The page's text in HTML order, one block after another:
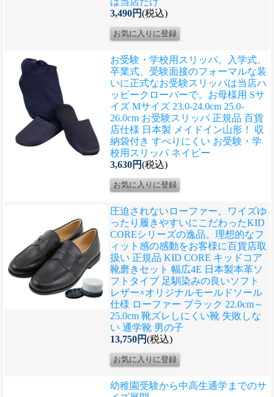
3,490円(税込)
お受験・学校用スリッパ。入学式、
卒業式、受験面接のフォーマルな装
いに正式なお受験スリッパは当店ハ
ッピークローバーで。 お母様用 Sサ
イズ Mサイズ 23.0-24.0cm 25.0-
26.0cm お受験スリッパ 正規品 百貨
店仕様 日本製 メイドイン山形！ 収
納袋付き すべりにくい お受験・学
校用スリッパ ネイビー
3,630円(税込)
圧迫されないローファー。ワイズゆ
ったり履きやすいにこだわったKID
COREシリーズの逸品。理想的なフ
ィット感の感動をお客様に百貨店取
扱い 正規品 KID CORE キッドコア
靴磨きセット 幅広4E 日本製本革ソ
フトタイプ 足馴染みの良いソフト
レザー×オリジナルモールドソール
仕様 ローファー ブラック 22.0cm～
25.0cm 靴ズレしにくい靴 失敗しな
い 通学靴 男の子
13,750円(税込)
幼稚園受験から中高生通学までのサ